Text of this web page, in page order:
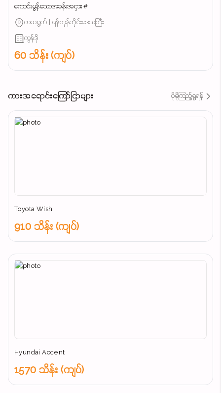
ကောင်းမွန်သောအခန်းအငှား #
ကမာရွတ် | ရန်ကုန်တိုင်းဒေသကြီး
ကွန်ဒို
60 သိန်း (ကျပ်)
ကားအရောင်းကြော်ငြာများ ပိုမိုကြည့်ရှုရန်
Toyota Wish
910 သိန်း (ကျပ်)
Hyundai Accent
1570 သိန်း (ကျပ်)